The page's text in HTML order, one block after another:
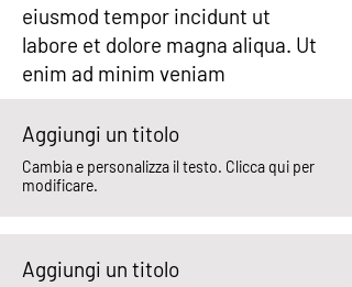
eiusmod tempor incidunt ut
labore et dolore magna aliqua. Ut
enim ad minim veniam
Aggiungi un titolo
Cambia e personalizza il testo. Clicca qui per
modificare.
Aggiungi un titolo